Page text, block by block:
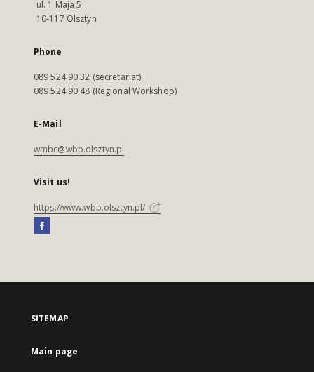
ul. 1 Maja 5
10-117 Olsztyn
Phone
089 524 90 32 (secretariat)
089 524 90 48 (Regional Workshop)
E-Mail
wmbc@wbp.olsztyn.pl
Visit us!
https://www.wbp.olsztyn.pl/
SITEMAP
Main page